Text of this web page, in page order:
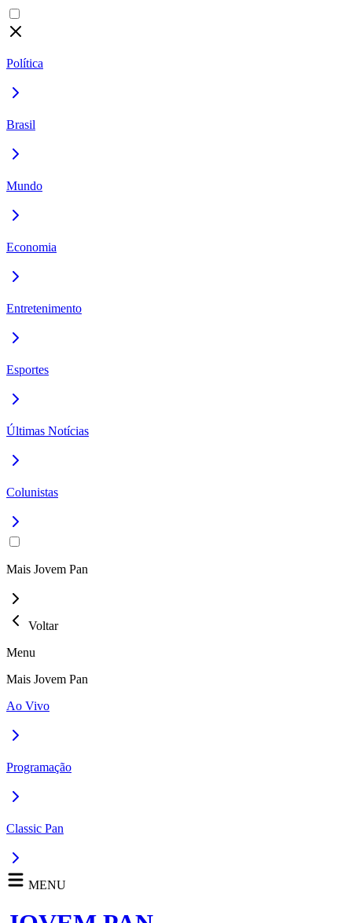
Política
Brasil
Mundo
Economia
Entretenimento
Esportes
Últimas Notícias
Colunistas
Mais Jovem Pan
Voltar
Menu
Mais Jovem Pan
Ao Vivo
Programação
Classic Pan
MENU